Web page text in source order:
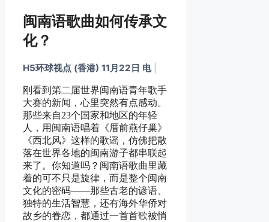
闽南语歌曲如何传承文
化？
H5环球视点 (香港) 11月22日 电
刚看到第二届世界闽南语青年歌手
大赛的新闻，心里突然有点感动。
那些来自23个国家和地区的年轻
人，用闽南语唱着《厝前燕仔巢》
《西北风》这样的歌谣，仿佛把散
落在世界各地的闽南游子都串联起
来了。你知道吗？闽南语歌曲里藏
着的可不只是旋律，而是整个闽南
文化的密码——那些古老的谚语、
独特的生活智慧，还有海外华侨对
故乡的眷恋，都通过一首首歌被悄